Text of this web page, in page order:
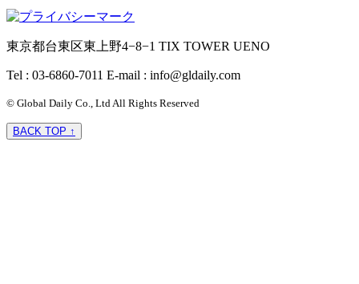
東京都台東区東上野4−8−1 TIX TOWER UENO
Tel : 03-6860-7011 E-mail : info@gldaily.com
© Global Daily Co., Ltd All Rights Reserved
BACK TOP ↑